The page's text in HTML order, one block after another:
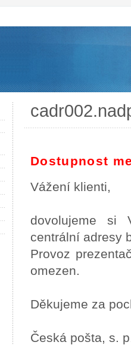
Dostupnost
Vážení klienti,
dovolujeme si
centrální adresy
Provoz
omezen.
Děkujeme za
Česká pošta, s.